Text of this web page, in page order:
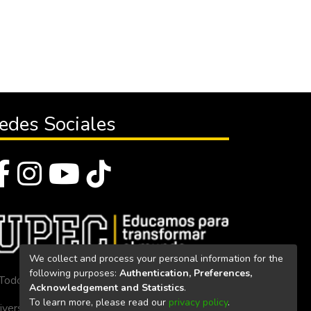
Sociales
los derechos reservados 2023
We collect and process your personal information for the
following purposes: Authentication, Preferences,
Acknowledgement and Statistics.
To learn more, please read our privacy policy.